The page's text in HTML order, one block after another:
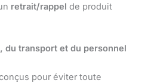
retrait/rappel de produit
du transport et du personnel
pour éviter toute